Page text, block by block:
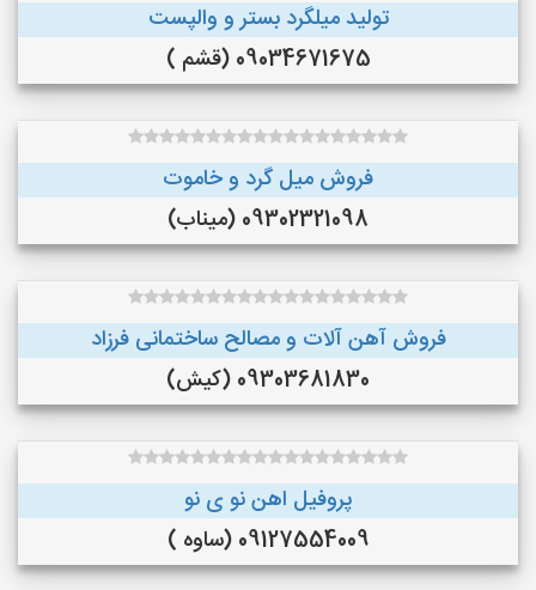
تولید میلگرد بستر و والپست
09034671675 (قشم )
فروش میل گرد و خاموت
09302321098 (میناب)
فروش آهن آلات و مصالح ساختمانی فرزاد
09303681830 (کیش)
پروفیل اهن نو ی نو
09127554009 (ساوه )